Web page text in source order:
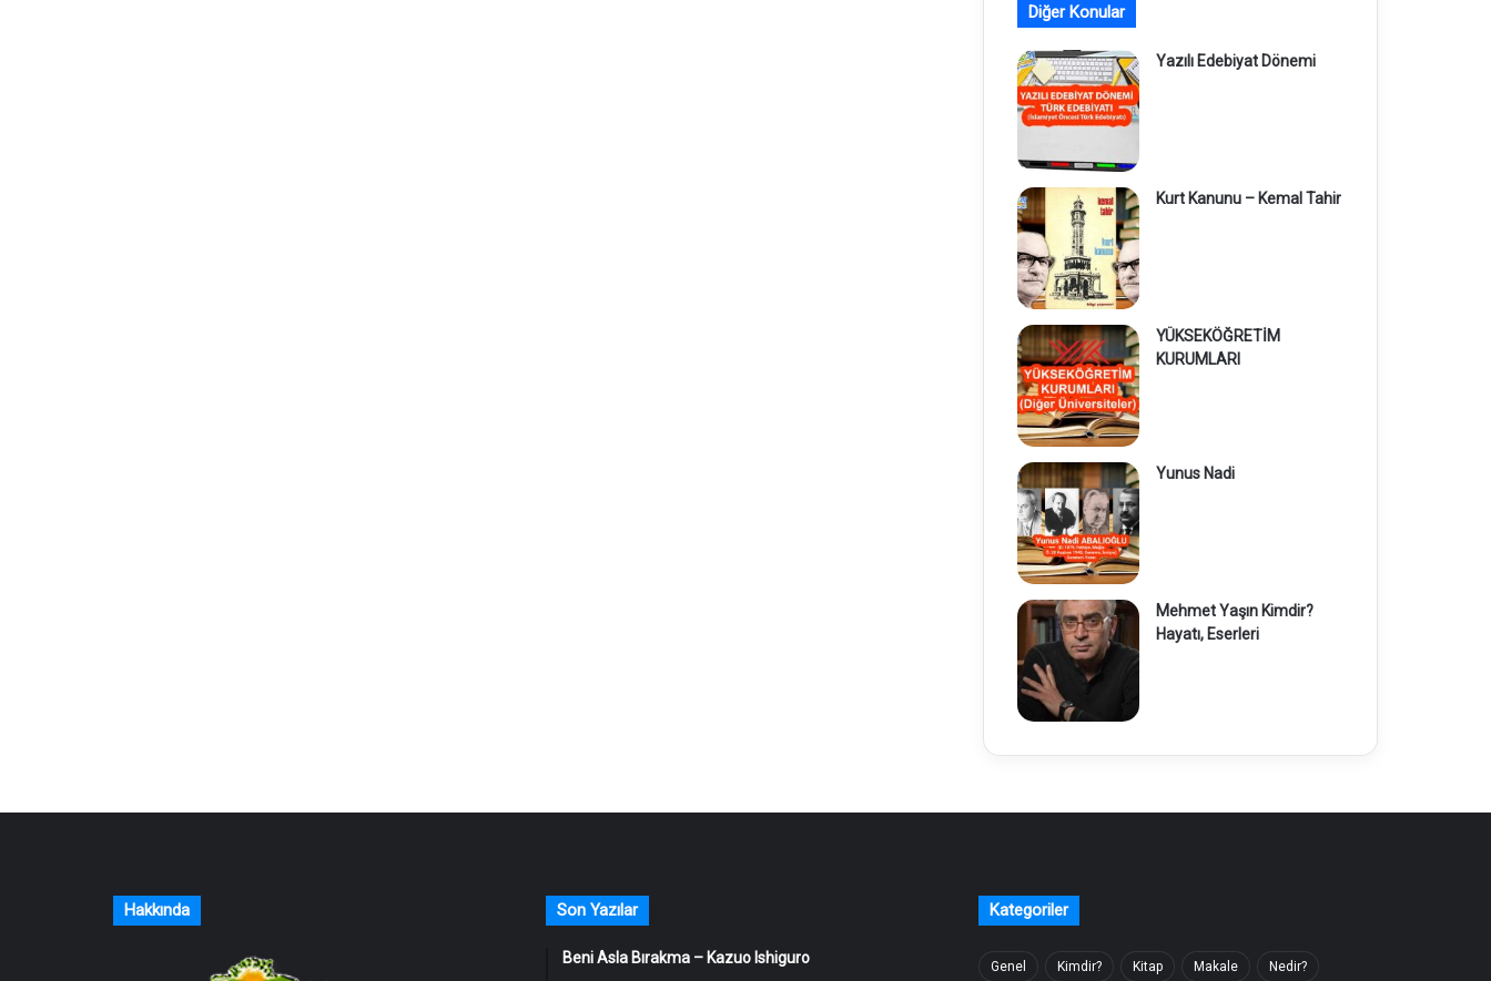
Diğer Konular
Yazılı Edebiyat Dönemi
Kurt Kanunu – Kemal Tahir
YÜKSEKÖĞRETİM
KURUMLARI
Yunus Nadi
Mehmet Yaşın Kimdir?
Hayatı, Eserleri
Hakkında Son Yazılar
Beni Asla Bırakma – Kazuo Ishiguro
Kategoriler
Genel Kimdir? Kitap Makale Nedir?